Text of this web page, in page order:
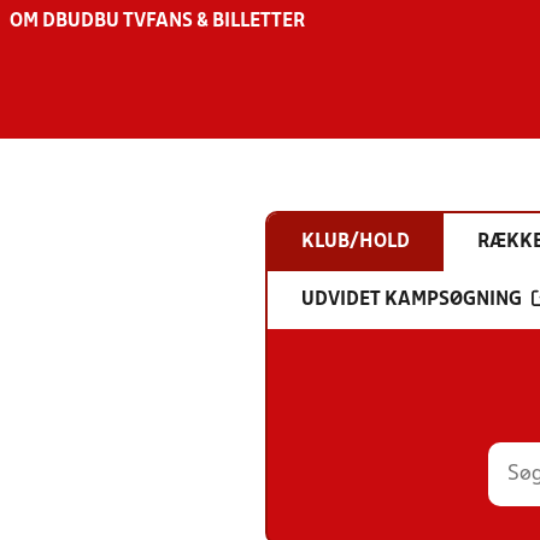
OM DBU DBU TV FANS & BILLETTER
KLUB/HOLD
UDVIDET KAMPSØGNING